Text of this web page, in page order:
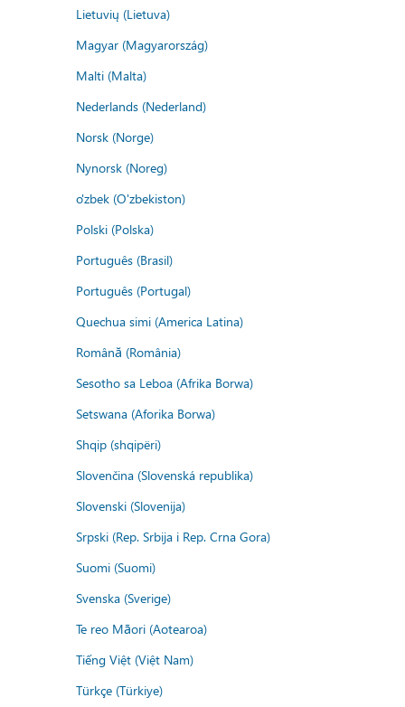
Lietuvių (Lietuva)
Magyar (Magyarország)
Malti (Malta)
Nederlands (Nederland)
Norsk (Norge)
Nynorsk (Noreg)
o'zbek (O'zbekiston)
Polski (Polska)
Português (Brasil)
Português (Portugal)
Quechua simi (America Latina)
Română (România)
Sesotho sa Leboa (Afrika Borwa)
Setswana (Aforika Borwa)
Shqip (shqipëri)
Slovenčina (Slovenská republika)
Slovenski (Slovenija)
Srpski (Rep. Srbija i Rep. Crna Gora)
Suomi (Suomi)
Svenska (Sverige)
Te reo Māori (Aotearoa)
Tiếng Việt (Việt Nam)
Türkçe (Türkiye)